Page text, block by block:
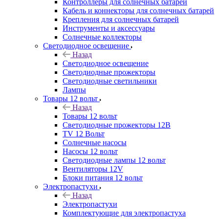
Контроллеры для солнечных батарей
Кабель и коннекторы для солнечных батарей
Крепления для солнечных батарей
Инструменты и аксессуары
Солнечные коллекторы
Светодиодное освещение
Назад
Светодиодное освещение
Светодиодные прожекторы
Светодиодные светильники
Лампы
Товары 12 вольт
Назад
Товары 12 вольт
Светодиодные прожекторы 12В
TV 12 Вольт
Солнечные насосы
Насосы 12 вольт
Светодиодные лампы 12 вольт
Вентиляторы 12V
Блоки питания 12 вольт
Электропастухи
Назад
Электропастухи
Комплектующие для электропастуха